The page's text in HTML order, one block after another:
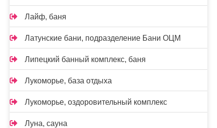
Лайф, баня
Латунские бани, подразделение Бани ОЦМ
Липецкий банный комплекс, баня
Лукоморье, база отдыха
Лукоморье, оздоровительный комплекс
Луна, сауна